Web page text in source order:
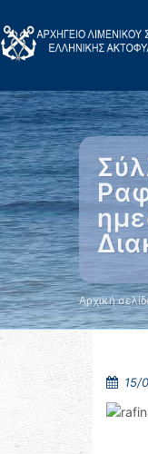
Αρχική
15/